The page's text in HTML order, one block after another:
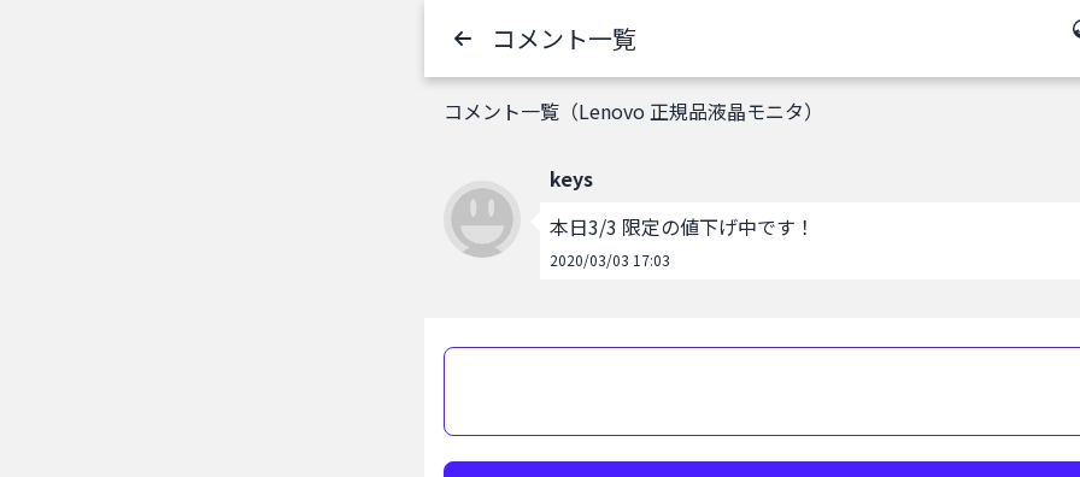
コメント一覧
コメント一覧（Lenovo 正規品液晶モニタ）
keys
本日3/3 限定の値下げ中です！
2020/03/03 17:03